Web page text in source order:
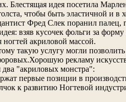
идея посетила
чтобы быть эластичной и в
Фред Слек поранил
взяв кусочек фольги за
акриловой массой.
такую услугу могли
рекламу
"акриловых монстра":
первые позиции в
к развитию Ногтевой